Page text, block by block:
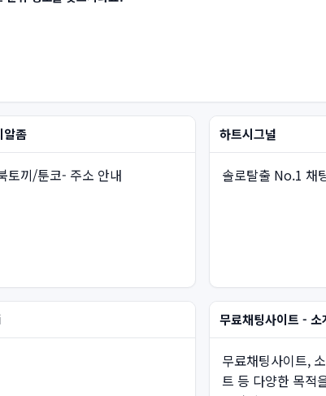
알좀
토끼/툰코- 주소 안내
하트시그널
솔로탈출 No.1 채
무료채팅사이트 -
무료채팅사이트,
트 등 다양한 목적